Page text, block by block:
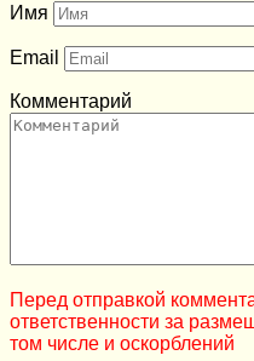
Имя
Email
Комментарий
Перед отправкой
ответственности за
том числе и оскорблений